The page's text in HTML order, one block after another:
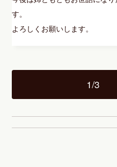
す。
よろしくお願いします。
1/3